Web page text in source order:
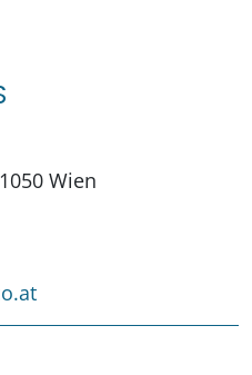
Wien